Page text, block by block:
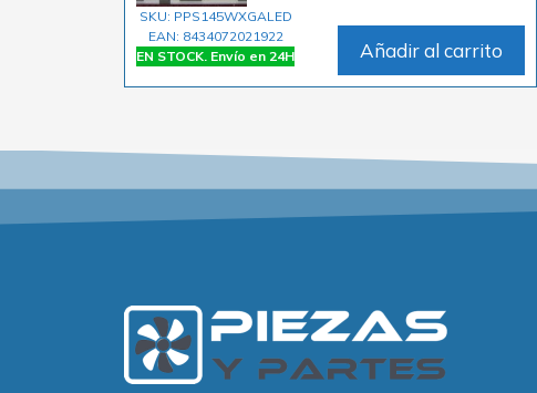
SKU: PPS145WXGALED
EAN: 8434072021922
EN STOCK. Envío en 24H
Añadir al carrito